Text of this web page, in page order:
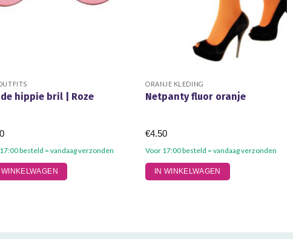
hippie bril | Roze
besteld = vandaag verzonden
WINKELWAGEN
ORANJE KLEDING
Netpanty fluor oranje
Voor 17:00 besteld = vandaag verzonden
€4.50
IN WINKELWAGEN